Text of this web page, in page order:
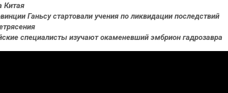
Китая
Ганьсу стартовали учения по ликвидации последствий
специалисты изучают окаменевший эмбрион гадрозавра